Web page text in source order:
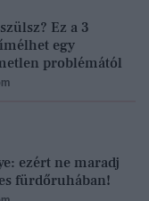
Ez a 3
egy
problémától
ezért ne maradj
fürdőruhában!